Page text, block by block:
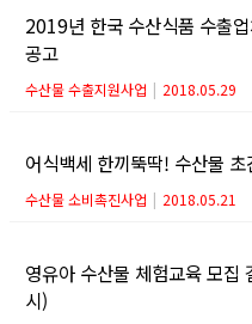
2019년 한국 수산식품 수출
공고
수산물 수출지원사업 | 2018.05.29
어식백세 한끼뚝딱! 수산물
수산물 소비촉진사업 | 2018.05.21
영유아 수산물 체험교육 모집
시)